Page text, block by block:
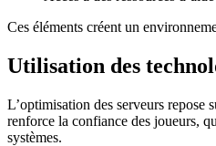
Ces éléments créent un
Utilisation des
L’optimisation des serveurs repose
renforce la confiance des joueurs,
systèmes.